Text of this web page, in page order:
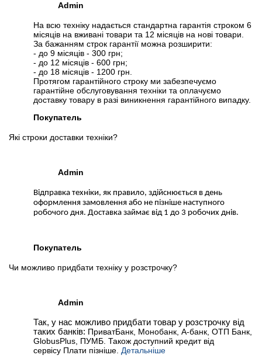
Admin
На всю техніку надається стандартна гарантія строком 6
місяців на вживані товари та 12 місяців на нові товари.
За бажанням строк гарантії можна розширити:
- до 9 місяців - 300 грн;
- до 12 місяців - 600 грн;
- до 18 місяців - 1200 грн.
Протягом гарантійного строку ми забезпечуємо
гарантійне обслуговування техніки та оплачуємо
доставку товару в разі виникнення гарантійного випадку.
Покупатель
Які строки доставки техніки?
Admin
Відправка техніки, як правило, здійснюється в день
оформлення замовлення або не пізніше наступного
робочого дня. Доставка займає від 1 до 3 робочих днів.
Покупатель
Чи можливо придбати техніку у розстрочку?
Admin
Так, у нас можливо придбати товар у розстрочку від
таких банків: ПриватБанк, Монобанк, А-банк, ОТП Банк,
GlobusPlus, ПУМБ. Також доступний кредит від
сервісу Плати пізніше. Детальніше